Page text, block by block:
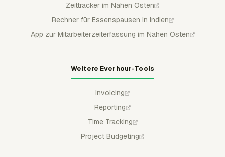
Zeittracker im Nahen Osten
Rechner für Essenspausen in Indien
App zur Mitarbeiterzeiterfassung im Nahen Osten
Weitere Everhour-Tools
Invoicing
Reporting
Time Tracking
Project Budgeting